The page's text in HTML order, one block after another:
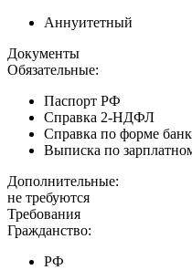
Аннуитетный
Документы
Обязательные:
Паспорт РФ
Справка 2-НДФЛ
Справка по форме
Выписка по
Дополнительные:
не требуются
Требования
Гражданство:
РФ